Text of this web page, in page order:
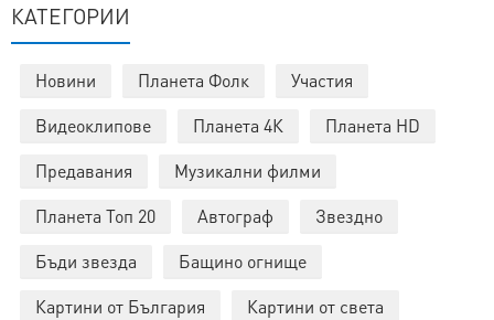
КАТЕГОРИИ
Новини Планета Фолк
Участия
Видеоклипове
Планета 4К
Планета HD
Предавания
Музикални филми
Планета Топ 20
Автограф
Звездно
Бъди звезда
Бащино огнище
Картини от България
Картини от света